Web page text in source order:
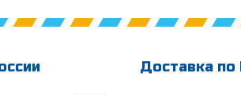
Доставка по